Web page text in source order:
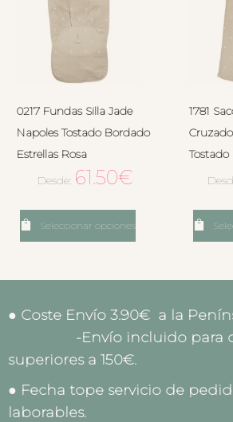
0217 Fundas Silla Jade
Napoles Tostado Bordado
Estrellas Rosa
Desde: 61.50€
Seleccionar opciones
1781
● Coste Envío 3.90€ a la
-Envío incluido para
superiores a 150€.
● Fecha tope servicio de
laborables.